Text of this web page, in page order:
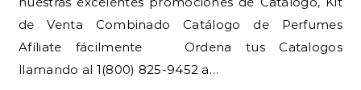
de Venta Combinado Catálogo de Perfumes
Afíliate fácilmente Ordena tus Catalogos
llamando al 1(800) 825-9452 a…